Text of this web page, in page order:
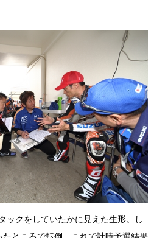
クをしていたかに見えた生形。し